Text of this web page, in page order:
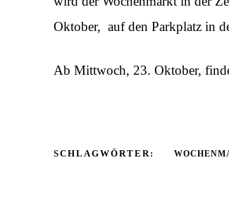
Oktober, auf den Parkplatz in
Ab Mittwoch, 23. Oktober,
SCHLAGWÖRTER: